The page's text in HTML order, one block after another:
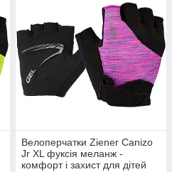
Велоперчатки Ziener Canizo
Jr XL фуксія меланж -
комфорт і захист для дітей